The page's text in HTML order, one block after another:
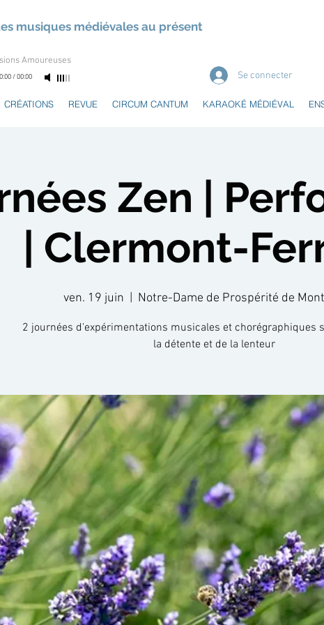
musiques médiévales au présent
Amoureuses
/00:00 Se connecter
CRÉATIONS REVUE CIRCUM CANTUM KARAOKÉ MÉDIÉVAL
Zen |
| Clermont-
ven. 19 juin
  |
Notre-Dame de Prospérité de
2 journées d'expérimentations musicales et chorégraphiques
la détente et de la lenteur